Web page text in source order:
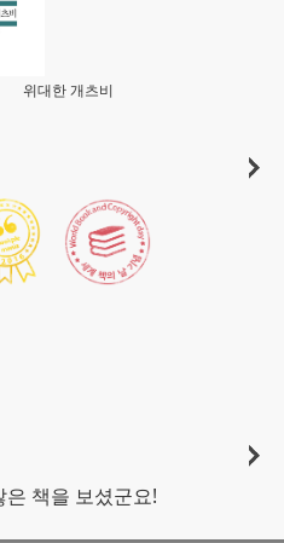
위대한 개츠비
책을 보셨군요!